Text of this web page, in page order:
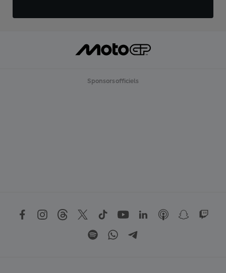
Sponsors officiels